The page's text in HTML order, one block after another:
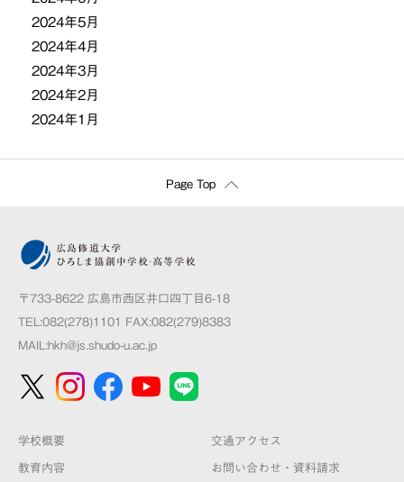
2024年5月
2024年4月
2024年3月
2024年2月
2024年1月
Page Top
〒733-8622 広島市西区井口四丁目6-18
TEL:082(278)1101 FAX:082(279)8383
MAIL:hkh@js.shudo-u.ac.jp
学校概要
教育内容
交通アクセス
お問い合わせ・資料請求